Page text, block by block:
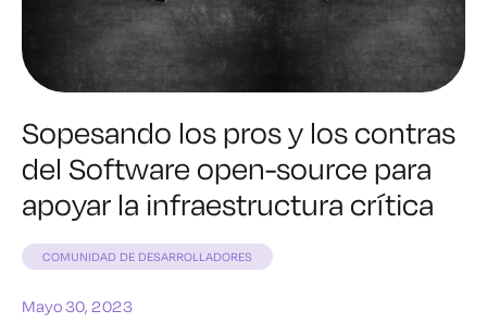
Sopesando los pros y los contras
del Software open-source para
apoyar la infraestructura crítica
COMUNIDAD DE DESARROLLADORES
Mayo 30, 2023